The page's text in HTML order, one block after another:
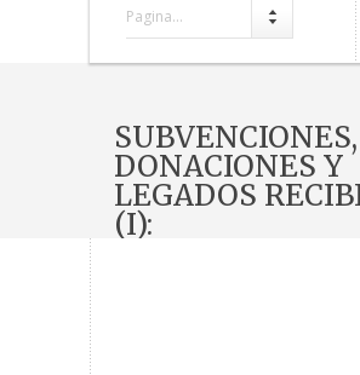
Pagina...
SUBVENCIONES,
DONACIONES Y
LEGADOS
(I):